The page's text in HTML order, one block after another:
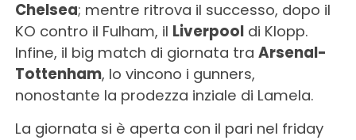
Chelsea; mentre ritrova il successo, dopo il
KO contro il Fulham, il Liverpooldi Klopp.
Infine, il big match di giornata tra Arsenal-
Tottenham, lo vincono i gunners,
nonostante la prodezza inziale di Lamela.
La giornata si è aperta con il pari nel friday